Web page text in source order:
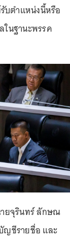
บตำแหน่งนี้หรือ
ในฐานะพรรค
ายจุรินทร์ ลักษณ
ญชีรายชื่อ และ